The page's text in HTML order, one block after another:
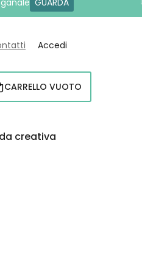
GUARDA
Accedi
CARRELLO
CARRELLO VUOTO
creativa